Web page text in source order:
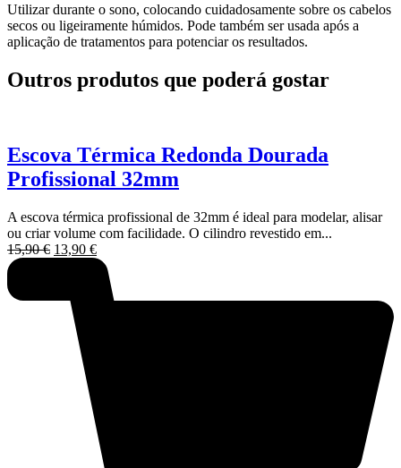
Utilizar durante o sono, colocando cuidadosamente sobre os cabelos
secos ou ligeiramente húmidos. Pode também ser usada após a
aplicação de tratamentos para potenciar os resultados.
Outros produtos que poderá gostar
Escova Térmica Redonda Dourada
Profissional 32mm
A escova térmica profissional de 32mm é ideal para modelar, alisar
ou criar volume com facilidade. O cilindro revestido em...
15,90€ O
15,90 €.
13,90 €O
preço
atual